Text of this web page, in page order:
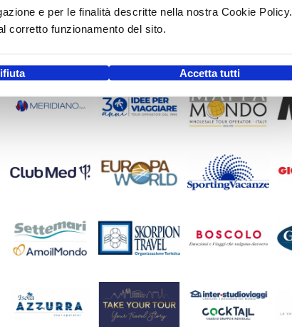
e per le finalità descritte nella nostra Cookie Policy.
corretto funzionamento del sito.
Accetta tutti